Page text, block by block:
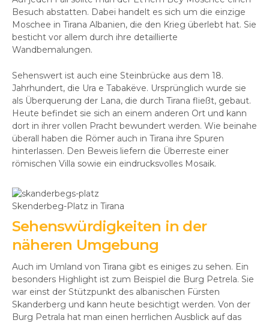
Besuch abstatten. Dabei handelt es sich um die einzige
Moschee in Tirana Albanien, die den Krieg überlebt hat. Sie
besticht vor allem durch ihre detaillierte
Wandbemalungen.
Sehenswert ist auch eine Steinbrücke aus dem 18.
Jahrhundert, die Ura e Tabakëve. Ursprünglich wurde sie
als Überquerung der Lana, die durch Tirana fließt, gebaut.
Heute befindet sie sich an einem anderen Ort und kann
dort in ihrer vollen Pracht bewundert werden. Wie beinahe
überall haben die Römer auch in Tirana ihre Spuren
hinterlassen. Den Beweis liefern die Überreste einer
römischen Villa sowie ein eindrucksvolles Mosaik.
Skenderbeg-Platz in Tirana
Sehenswürdigkeiten in der
näheren Umgebung
Auch im Umland von Tirana gibt es einiges zu sehen. Ein
besonders Highlight ist zum Beispiel die Burg Petrela. Sie
war einst der Stützpunkt des albanischen Fürsten
Skanderberg und kann heute besichtigt werden. Von der
Burg Petrala hat man einen herrlichen Ausblick auf das